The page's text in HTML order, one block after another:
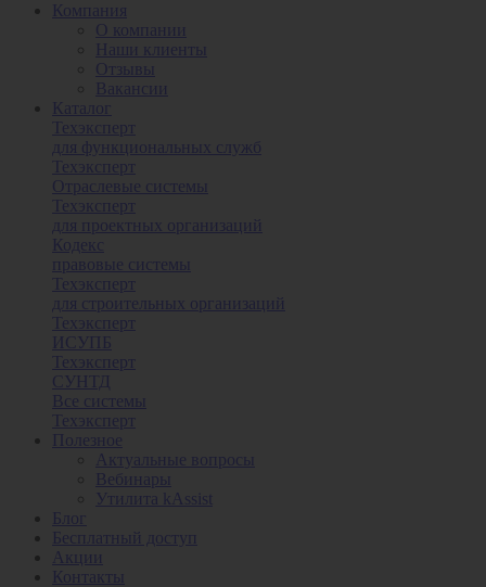
Компания
О компании
Наши клиенты
Отзывы
Вакансии
Каталог
Техэксперт
для функциональных служб
Техэксперт
Отраслевые системы
Техэксперт
для проектных организаций
Кодекс
правовые системы
Техэксперт
для строительных организаций
Техэксперт
ИСУПБ
Техэксперт
СУНТД
Все системы
Техэксперт
Полезное
Актуальные вопросы
Вебинары
Утилита kAssist
Блог
Бесплатный доступ
Акции
Контакты